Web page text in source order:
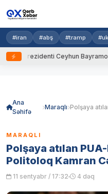
#iran #abş #tramp
Ceyhun Bayramovu
Ana
Səhifə
Maraqlı
MARAQLI
Polşaya atılan
Politoloq Kamran
11 sentyabr / 17:32 4 dəq